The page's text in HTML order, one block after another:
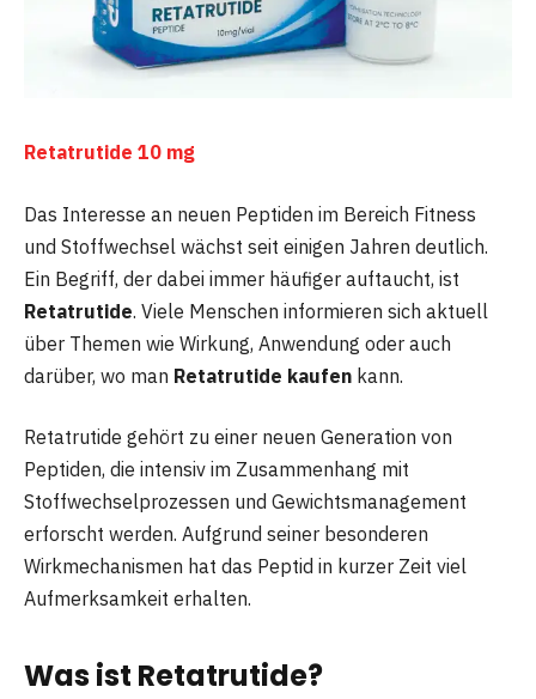
Retatrutide 10 mg
Das Interesse an neuen Peptiden im Bereich Fitness
und Stoffwechsel wächst seit einigen Jahren deutlich.
Ein Begriff, der dabei immer häufiger auftaucht, ist
Retatrutide. Viele Menschen informieren sich aktuell
über Themen wie Wirkung, Anwendung oder auch
darüber, wo man Retatrutide kaufen kann.
Retatrutide gehört zu einer neuen Generation von
Peptiden, die intensiv im Zusammenhang mit
Stoffwechselprozessen und Gewichtsmanagement
erforscht werden. Aufgrund seiner besonderen
Wirkmechanismen hat das Peptid in kurzer Zeit viel
Aufmerksamkeit erhalten.
Was ist Retatrutide?